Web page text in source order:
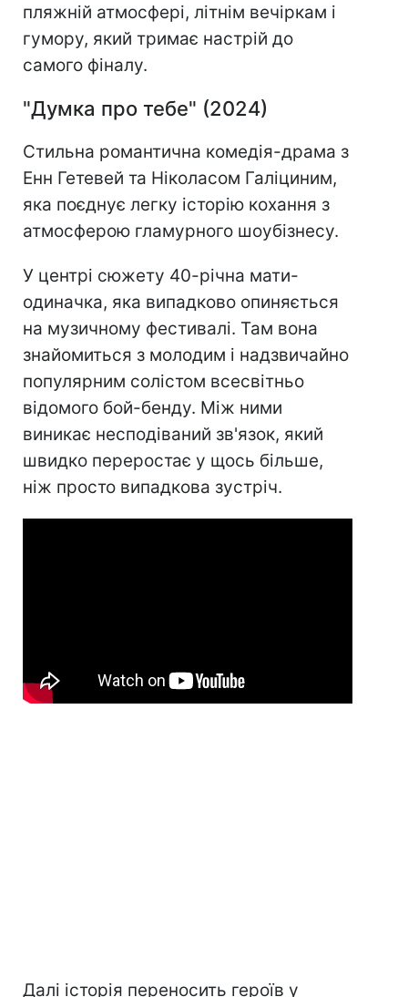
пляжній атмосфері, літнім вечіркам і
гумору, який тримає настрій до
самого фіналу.
"Думка про тебе" (2024)
Стильна романтична комедія-драма з
Енн Гетевей та Ніколасом Галіциним,
яка поєднує легку історію кохання з
атмосферою гламурного шоубізнесу.
У центрі сюжету 40-річна мати-
одиначка, яка випадково опиняється
на музичному фестивалі. Там вона
знайомиться з молодим і надзвичайно
популярним солістом всесвітньо
відомого бой-бенду. Між ними
виникає несподіваний зв'язок, який
швидко переростає у щось більше,
ніж просто випадкова зустріч.
Далі історія переносить героїв у